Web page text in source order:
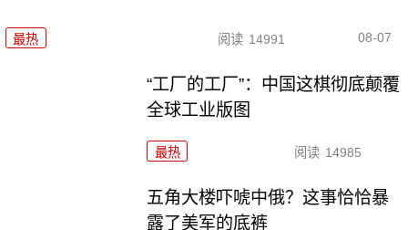
最热 阅读 14991 08-07
“工厂的工厂”：中国这棋彻底颠覆
全球工业版图
最热 阅读 14985
五角大楼吓唬中俄？这事恰恰暴
露了美军的底裤